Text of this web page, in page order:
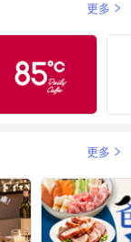
更多
更多